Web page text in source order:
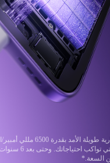
أمبير/الساعة